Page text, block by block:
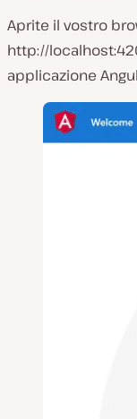
Aprite il vostro
http://
applicazione